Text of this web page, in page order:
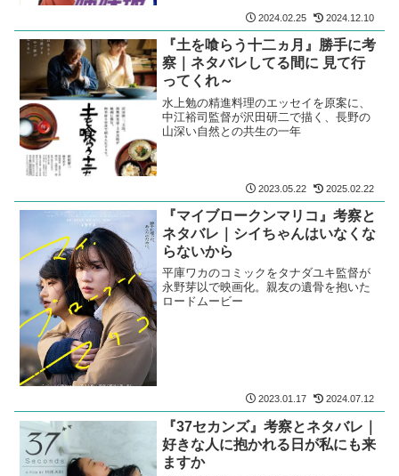
2024.02.25 2024.12.10
『土を喰らう十二ヵ月』勝手に考
察｜ネタバレしてる間に 見て行
ってくれ～
水上勉の精進料理のエッセイを原案に、
中江裕司監督が沢田研二で描く、長野の
山深い自然との共生の一年
2023.05.22 2025.02.22
『マイブロークンマリコ』考察と
ネタバレ｜シイちゃんはいなくな
らないから
平庫ワカのコミックをタナダユキ監督が
永野芽以で映画化。親友の遺骨を抱いた
ロードムービー
2023.01.17 2024.07.12
『37セカンズ』考察とネタバレ｜
好きな人に抱かれる日が私にも来
ますか